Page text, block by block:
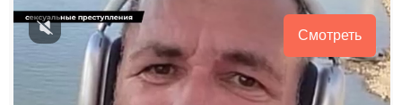
Смотреть